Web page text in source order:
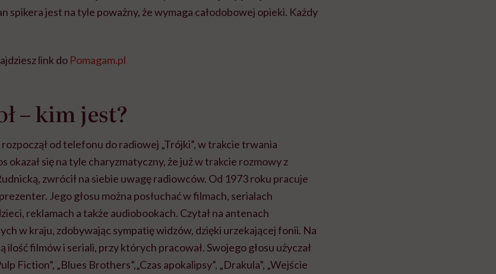
spikera jest na tyle poważny, że wymaga całodobowej opieki. Każdy
link do Pomagam.pl
– kim jest?
rozpoczął od telefonu do radiowej „Trójki”, w trakcie trwania
okazał się na tyle charyzmatyczny, że już w trakcie rozmowy z
zwrócił na siebie uwagę radiowców. Od 1973 roku pracuje
Jego głosu można posłuchać w filmach, serialach
reklamach a także audiobookach. Czytał na antenach
w kraju, zdobywając sympatię widzów, dzięki urzekającej fonii. Na
ilość filmów i seriali, przy których pracował. Swojego głosu użyczał
Fiction”, „Blues Brothers”,„Czas apokalipsy”, „Drakula”, „Wejście